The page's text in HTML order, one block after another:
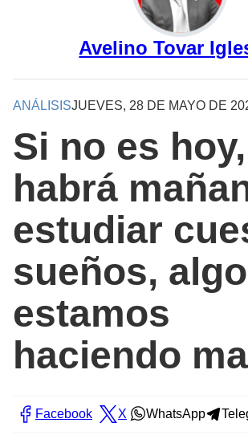
Avelino Tovar
ANÁLISISJUEVES, 28 DE MAYO DE
Si no es
habrá
estudiar
sueños, algo
estamos
haciendo mal
Facebook X WhatsApp